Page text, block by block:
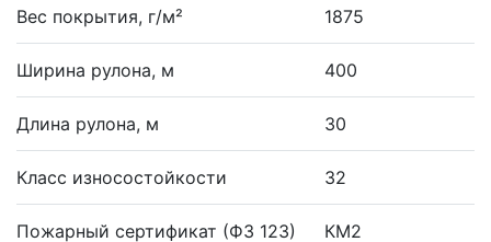
Вес покрытия, г/м² 1875
Ширина рулона, м 400
Длина рулона, м 30
Класс износостойкости 32
Пожарный сертификат (ФЗ 123) КМ2